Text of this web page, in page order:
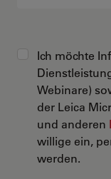
Ich möchte
Webinare)
der Leica
und anderen
willige ein,
werden.